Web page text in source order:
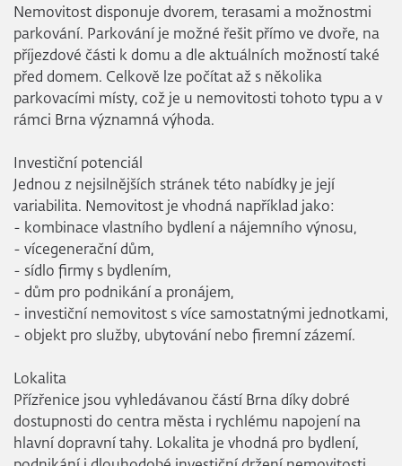
Nemovitost disponuje dvorem, terasami a možnostmi
parkování. Parkování je možné řešit přímo ve dvoře, na
příjezdové části k domu a dle aktuálních možností také
před domem. Celkově lze počítat až s několika
parkovacími místy, což je u nemovitosti tohoto typu a v
rámci Brna významná výhoda.
Investiční potenciál
Jednou z nejsilnějších stránek této nabídky je její
variabilita. Nemovitost je vhodná například jako:
- kombinace vlastního bydlení a nájemního výnosu,
- vícegenerační dům,
- sídlo firmy s bydlením,
- dům pro podnikání a pronájem,
- investiční nemovitost s více samostatnými jednotkami,
- objekt pro služby, ubytování nebo firemní zázemí.
Lokalita
Přízřenice jsou vyhledávanou částí Brna díky dobré
dostupnosti do centra města i rychlému napojení na
hlavní dopravní tahy. Lokalita je vhodná pro bydlení,